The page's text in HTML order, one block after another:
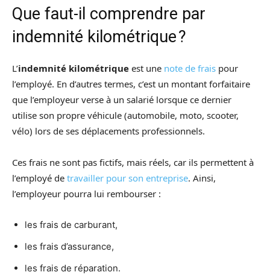
Que faut-il comprendre par
indemnité kilométrique ?
L’indemnité kilométrique est une note de frais pour
l’employé. En d’autres termes, c’est un montant forfaitaire
que l’employeur verse à un salarié lorsque ce dernier
utilise son propre véhicule (automobile, moto, scooter,
vélo) lors de ses déplacements professionnels.
Ces frais ne sont pas fictifs, mais réels, car ils permettent à
l’employé de travailler pour son entreprise. Ainsi,
l’employeur pourra lui rembourser :
les frais de carburant,
les frais d’assurance,
les frais de réparation.